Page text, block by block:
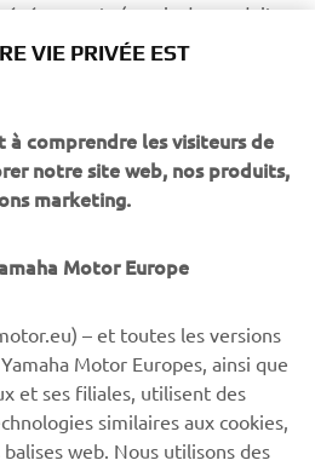
(essais de conduite
la retirer, vous pouvez le
ESSAI DE CONDUITE
provisoire ne sont pas autorisés.
VIE PRIVÉE EST
à comprendre les visiteurs de
notre site web, nos produits,
marketing.
Motor Europe
– et toutes les versions
Motor Europes, ainsi que
et ses filiales, utilisent des
similaires aux cookies,
web. Nous utilisons des